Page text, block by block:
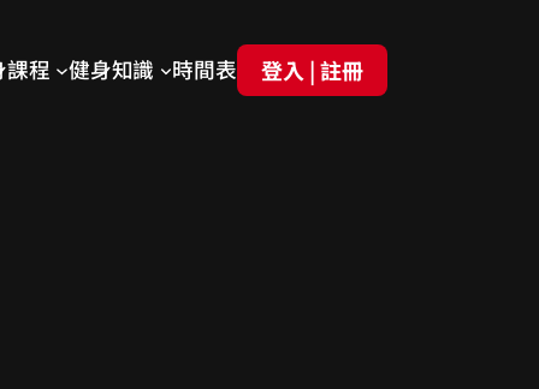
課程 健身知識 時間表 登入 | 註冊